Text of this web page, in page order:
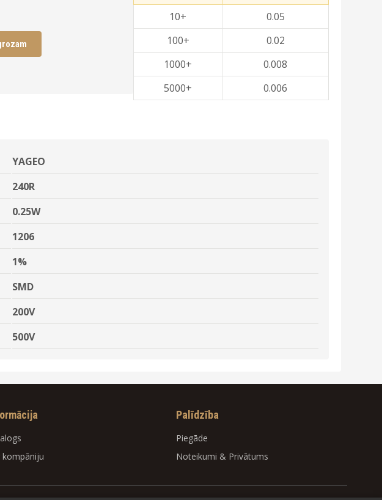
10+
0.05
100+
0.02
1000+
0.008
5000+
0.006
YAGEO
240R
0.25W
1206
1%
SMD
200V
500V
kompāniju
Palīdzība
Piegāde
Noteikumi & Privātums